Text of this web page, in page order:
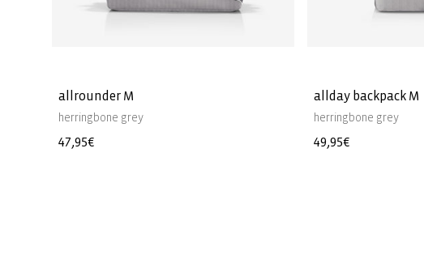
allrounder M
herringbone grey
Normaler
47,95€
allday backpack M
herringbone grey
Normaler
49,95€